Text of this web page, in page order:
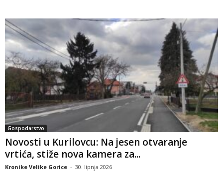
Gospodarstvo
Novosti u Kurilovcu: Na jesen otvaranje
vrtića, stiže nova kamera za...
Kronike Velike Gorice - 30. lipnja 2026